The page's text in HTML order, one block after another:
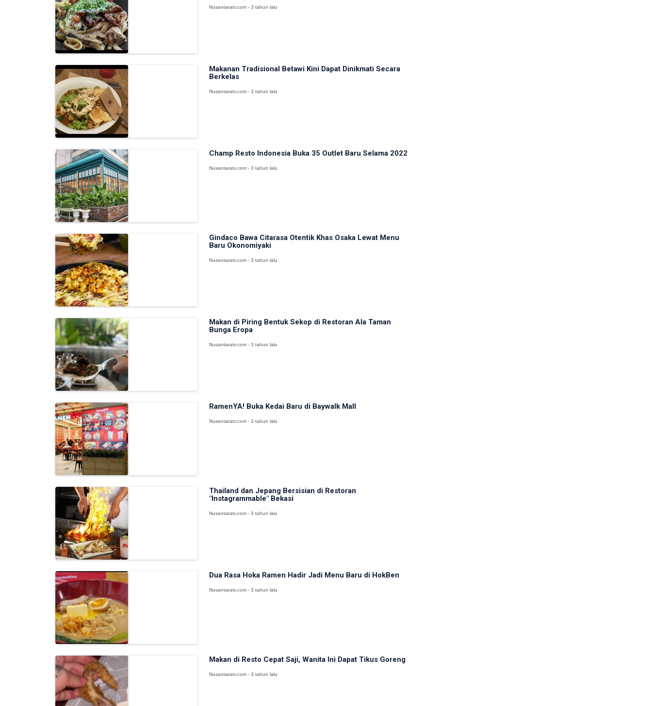
Nusantaratv.com - 3 tahun lalu
Makanan Tradisional Betawi Kini Dapat Dinikmati Secara
Berkelas
Nusantaratv.com - 3 tahun lalu
Champ Resto Indonesia Buka 35 Outlet Baru Selama 2022
Nusantaratv.com - 3 tahun lalu
Gindaco Bawa Citarasa Otentik Khas Osaka Lewat Menu
Baru Okonomiyaki
Nusantaratv.com - 3 tahun lalu
Makan di Piring Bentuk Sekop di Restoran Ala Taman
Bunga Eropa
Nusantaratv.com - 3 tahun lalu
RamenYA! Buka Kedai Baru di Baywalk Mall
Nusantaratv.com - 3 tahun lalu
Thailand dan Jepang Bersisian di Restoran
"Instagrammable" Bekasi
Nusantaratv.com - 3 tahun lalu
Dua Rasa Hoka Ramen Hadir Jadi Menu Baru di HokBen
Nusantaratv.com - 3 tahun lalu
Makan di Resto Cepat Saji, Wanita Ini Dapat Tikus Goreng
Nusantaratv.com - 3 tahun lalu